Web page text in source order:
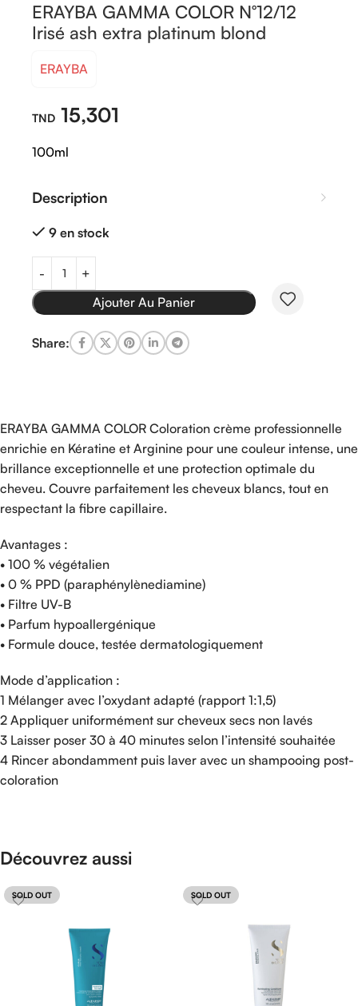
ERAYBA GAMMA COLOR N°12/12
Irisé ash extra platinum blond
ERAYBA
15,301
100ml
Description
9 en stock
Ajouter Au Panier
Share:
ERAYBA GAMMA COLOR Coloration crème professionnelle
enrichie en Kératine et Arginine pour une couleur intense, une
brillance exceptionnelle et une protection optimale du
cheveu. Couvre parfaitement les cheveux blancs, tout en
respectant la fibre capillaire.
Avantages :
• 100 % végétalien
• 0 % PPD (paraphénylènediamine)
• Filtre UV-B
• Parfum hypoallergénique
• Formule douce, testée dermatologiquement
Mode d’application :
1 Mélanger avec l’oxydant adapté (rapport 1:1,5)
2 Appliquer uniformément sur cheveux secs non lavés
3 Laisser poser 30 à 40 minutes selon l’intensité souhaitée
4 Rincer abondamment puis laver avec un shampooing post-
coloration
Découvrez aussi
SOLD OUT SOLD OUT